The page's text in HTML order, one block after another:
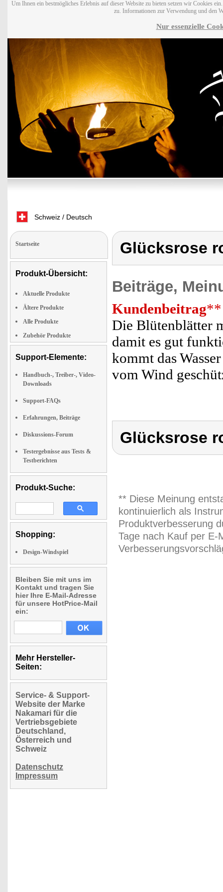
Um Ihnen ein bestmögliches Erlebnis auf dieser Website zu bieten setzen wir Cookies
zu. Informationen zur Verwendung und den
Nur essenzielle
Schweiz / Deutsch
Startseite
Produkt-Übersicht:
Aktuelle Produkte
Ältere Produkte
Alle Produkte
Zubehör Produkte
Support-Elemente:
Handbuch-, Treiber-, Video-
Downloads
Support-FAQs
Erfahrungen, Beiträge
Diskussions-Forum
Testergebnisse aus Tests &
Testberichten
Produkt-Suche:
Shopping:
Design-Windspiel
Bleiben Sie mit uns im
Kontakt und tragen Sie
hier Ihre E-Mail-Adresse
für unsere HotPrice-Mail
ein:
Mehr Hersteller-
Seiten:
Service- & Support-
Website der Marke
Nakamari für die
Vertriebsgebiete
Deutschland,
Österreich und
Schweiz
Datenschutz
Impressum
Glücksrose
Beiträge,
Kundenbeitrag**
Die Blütenblätter
damit es gut
kommt das
vom Wind
Glücksrose
** Diese Meinung
kontinuierlich als
Produktverbesserung
Tage nach Kauf per E-